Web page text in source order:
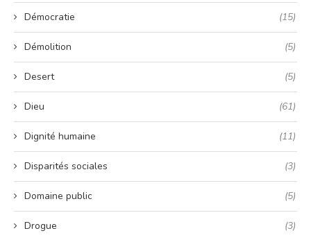
Démocratie (15)
Démolition (5)
Desert (5)
Dieu (61)
Dignité humaine (11)
Disparités sociales (3)
Domaine public (5)
Drogue (3)